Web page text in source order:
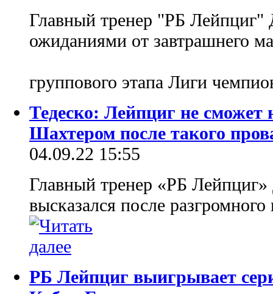
Главный тренер "РБ Лейпциг"
ожиданиями от завтрашнего
группового этапа Лиги
Тедеско: Лейпциг не сможет
Шахтером после такого
04.09.22 15:55
Главный тренер «РБ
высказался после
РБ Лейпциг выигрывает